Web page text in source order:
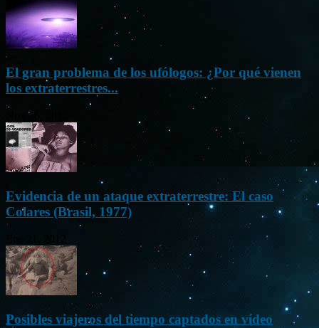
El gran problema de los ufólogos: ¿Por qué vienen
los extraterrestres...
Nov 26, 2012
Evidencia de un ataque extraterrestre: El caso
Colares (Brasil, 1977)
Posibles viajeros del tiempo captados en vídeo